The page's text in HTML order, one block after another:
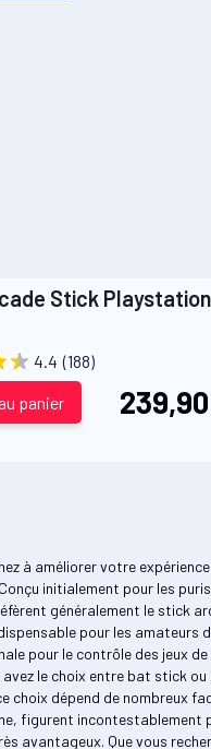
Stick Playstation
4.4 (188)
panier
à améliorer votre
Conçu initialement pour les
généralement le stick
pour les
pour le contrôle des jeux
avez le choix entre bat stick
choix dépend de nombreux
figurent incontestablement
avantageux. Que vous